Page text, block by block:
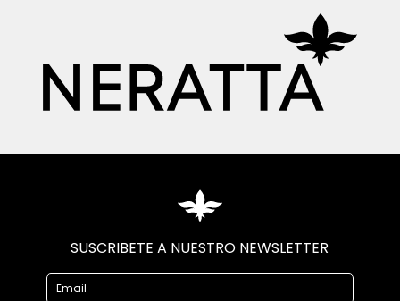
SUSCRIBETE A NUESTRO NEWSLETTER